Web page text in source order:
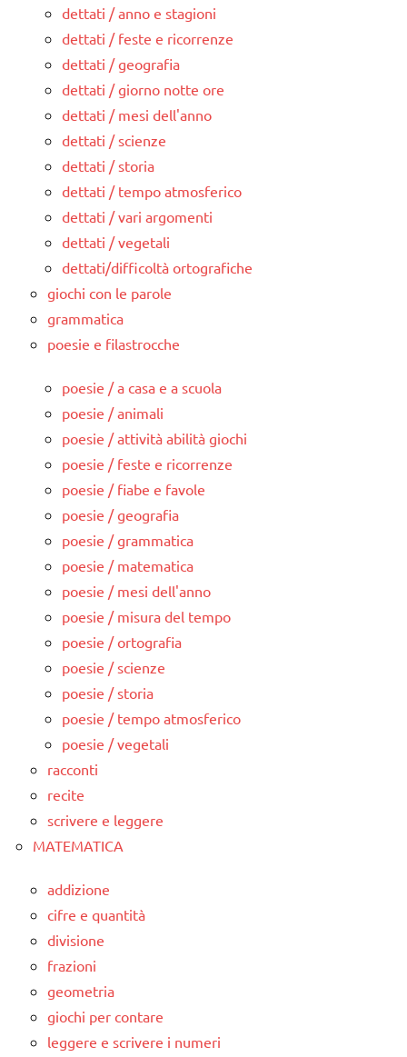
dettati / anno e stagioni
dettati / feste e ricorrenze
dettati / geografia
dettati / giorno notte ore
dettati / mesi dell'anno
dettati / scienze
dettati / storia
dettati / tempo atmosferico
dettati / vari argomenti
dettati / vegetali
dettati/difficoltà ortografiche
giochi con le parole
grammatica
poesie e filastrocche
poesie / a casa e a scuola
poesie / animali
poesie / attività abilità giochi
poesie / feste e ricorrenze
poesie / fiabe e favole
poesie / geografia
poesie / grammatica
poesie / matematica
poesie / mesi dell'anno
poesie / misura del tempo
poesie / ortografia
poesie / scienze
poesie / storia
poesie / tempo atmosferico
poesie / vegetali
racconti
recite
scrivere e leggere
MATEMATICA
addizione
cifre e quantità
divisione
frazioni
geometria
giochi per contare
leggere e scrivere i numeri